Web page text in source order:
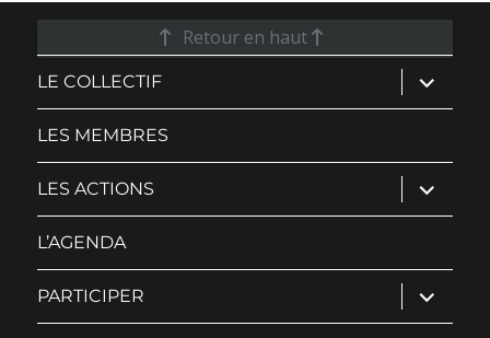
Retour en haut
LE COLLECTIF ouvrir
le
sous-
LES MEMBRES
LES ACTIONS ouvrir
le
sous-
L’AGENDA
PARTICIPER ouvrir
le
sous-